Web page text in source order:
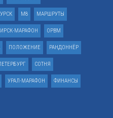
М8 МАРШРУТЫ
МАРАФОН ОРВМ
ПОЛОЖЕНИЕ РАНДОННЁР
СОТНЯ
УРАЛ-МАРАФОН ФИНАНСЫ